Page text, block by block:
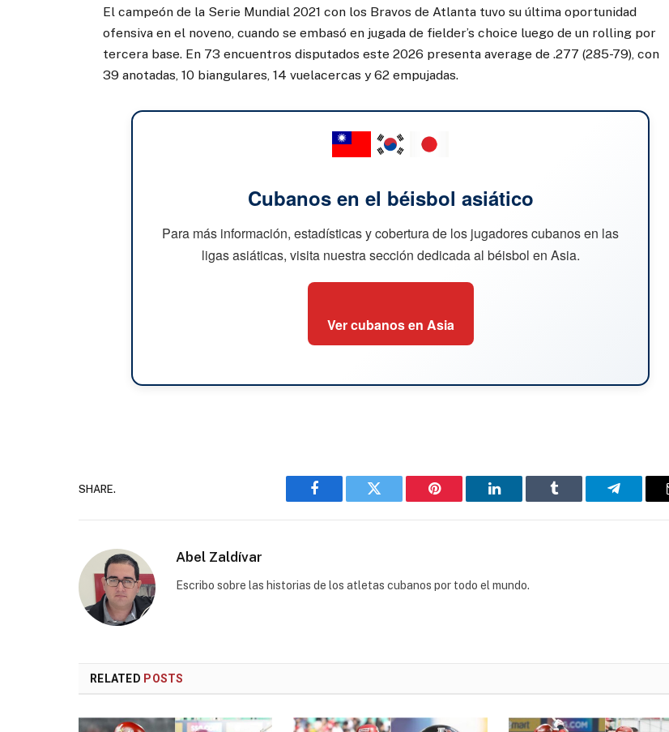
El campeón de la Serie Mundial 2021 con los Bravos de Atlanta tuvo su última oportunidad
ofensiva en el noveno, cuando se embasó en jugada de fielder’s choice luego de un rolling por
tercera base. En 73 encuentros disputados este 2026 presenta average de .277 (285-79), con
39 anotadas, 10 biangulares, 14 vuelacercas y 62 empujadas.
Cubanos en el béisbol asiático
Para más información, estadísticas y cobertura de los jugadores cubanos en las
ligas asiáticas, visita nuestra sección dedicada al béisbol en Asia.
Ver cubanos en Asia
SHARE.
Facebook Twitter Pinterest LinkedIn Tumblr Telegram
Abel Zaldívar
Escribo sobre las historias de los atletas cubanos por todo el mundo.
RELATED POSTS